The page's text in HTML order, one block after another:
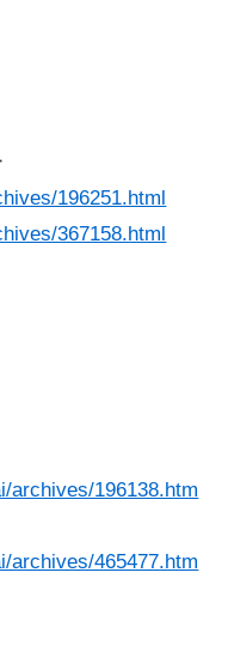
196251.html
367158.html
archives/196138.htm
archives/465477.htm